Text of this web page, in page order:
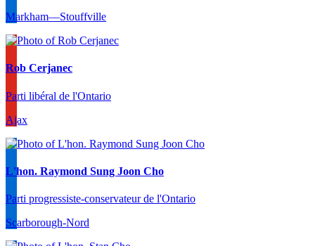
Markham—Stouffville
Rob Cerjanec
Parti libéral de l'Ontario
Ajax
L'hon. Raymond Sung Joon Cho
Parti progressiste-conservateur de l'Ontario
Scarborough-Nord